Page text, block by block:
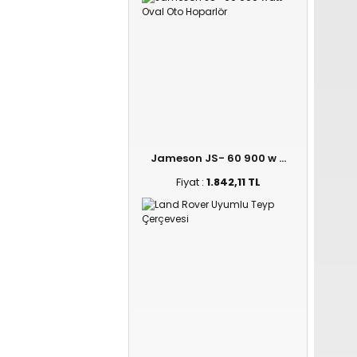
Jameson JS- 60 900 w ...
Fiyat : 1.842,11 TL